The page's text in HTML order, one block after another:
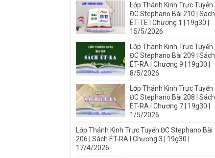
Lớp Thánh Kinh Trực Tuyến
ĐC Stephano Bài 210 | Sách
ÉT-TE I Chương 1 | 19g30 |
15/5/2026
Lớp Thánh Kinh Trực Tuyến
ĐC Stephano Bài 209 | Sách
ÉT-RA I Chương 9 | 19g30 |
8/5/2026
Lớp Thánh Kinh Trực Tuyến
ĐC Stephano Bài 208 | Sách
ÉT-RA I Chương 7 | 19g30 |
1/5/2026
Lớp Thánh Kinh Trực Tuyến ĐC Stephano Bài
206 | Sách ÉT-RA I Chương 3 | 19g30 |
17/4/2026